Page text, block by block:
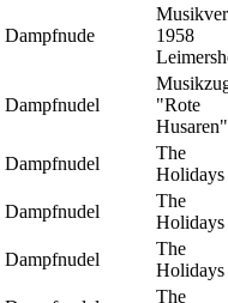
Dampfnude
1958
Dampfnudel
"Rote
Husaren"
Dampfnudel
The
Holidays
Dampfnudel
The
Holidays
Dampfnudel
The
Holidays
The